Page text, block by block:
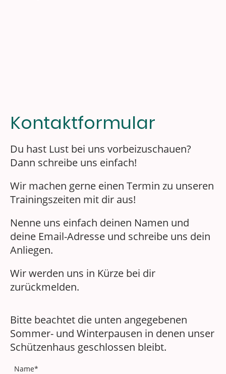
Du hast Lust bei uns vorbeizuschauen?
Dann schreibe uns einfach!
Wir machen gerne einen Termin zu unseren
Trainingszeiten mit dir aus!
Nenne uns einfach deinen Namen und
deine Email-Adresse und schreibe uns dein
Anliegen.
Wir werden uns in Kürze bei dir
zurückmelden.
Bitte beachtet die unten angegebenen
Sommer- und Winterpausen in denen unser
Schützenhaus geschlossen bleibt.
Kontaktformular
Name*